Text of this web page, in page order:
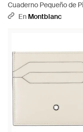
Cuaderno Pequeño de
Extreme - Negro
En Montblanc